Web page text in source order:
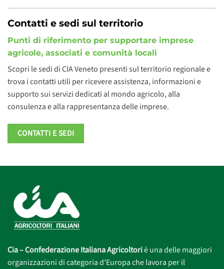
Contatti e sedi sul territorio
Punti di riferimento per supportare imprese
agricole, associati e comunità locali
Scopri le sedi di CIA Veneto presenti sul territorio regionale e
trova i contatti utili per ricevere assistenza, informazioni e
supporto sui servizi dedicati al mondo agricolo, alla
consulenza e alla rappresentanza delle imprese.
CONTATTI E SEDI
Cia – Confederazione Italiana Agricoltoriè una delle maggiori
organizzazioni di categoria d’Europa che lavora per il